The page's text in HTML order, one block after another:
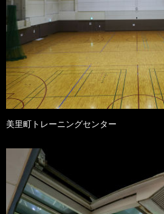
美里町トレーニングセンター